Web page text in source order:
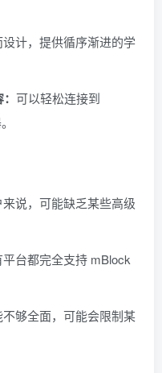
计，提供循序渐进的学
可以轻松连接到
说，可能缺乏某些高级
台都完全支持 mBlock
够全面，可能会限制某